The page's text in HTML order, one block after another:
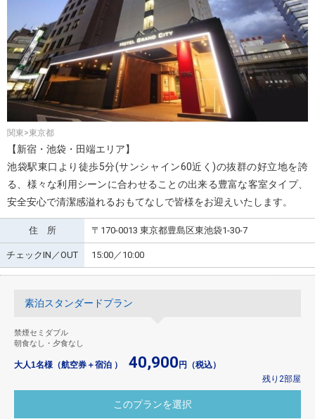
関東>東京都
【新宿・池袋・田端エリア】
池袋駅東口より徒歩5分(サンシャイン60近く)の抜群の好立地を誇
る、様々な利用シーンに合わせることの出来る豊富な客室タイプ、
安全安心で清潔感溢れるおもてなしで皆様をお迎えいたします。
住 所 〒170-0013 東京都豊島区東池袋1-30-7
チェックIN／OUT 15:00／10:00
素泊スタンダードプラン
禁煙セミダブル
朝食なし・夕食なし
大人1名様（航空券＋宿泊 ） 40,900 円（税込）
残り2部屋